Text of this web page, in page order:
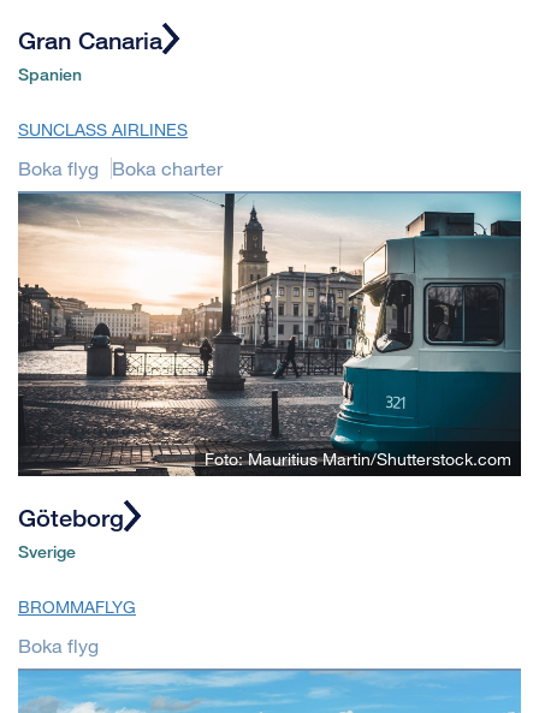
Gran Canaria
Spanien
SUNCLASS AIRLINES
Boka flyg Boka charter
Foto: Mauritius Martin/Shutterstock.com
Göteborg
Sverige
BROMMAFLYG
Boka flyg